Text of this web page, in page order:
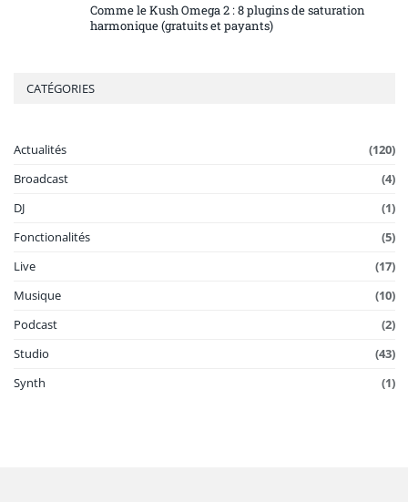
Comme le Kush Omega 2 : 8 plugins de saturation
harmonique (gratuits et payants)
CATÉGORIES
Actualités
(120)
Broadcast
(4)
DJ
(1)
Fonctionalités
(5)
Live
(17)
Musique
(10)
Podcast
(2)
Studio
(43)
Synth
(1)